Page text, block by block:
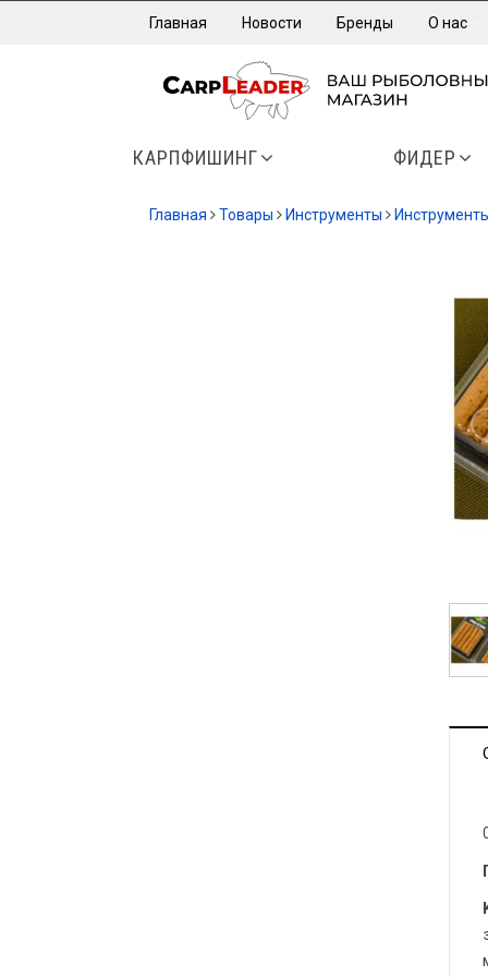
Главная Новости Бренды О нас
КАРПФИШИНГ ФИДЕР
Главная Товары Инструменты